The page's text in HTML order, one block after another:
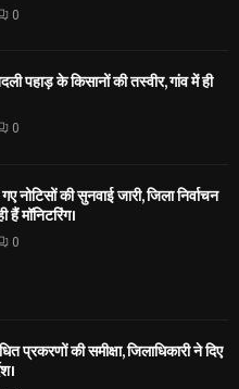
0
पहाड़ के किसानों की तस्वीर, गांव में ही
0
की सुनवाई जारी, जिला निर्वाचन
हैं मॉनिटरिंग।
0
प्रकरणों की समीक्षा, जिलाधिकारी ने दिए